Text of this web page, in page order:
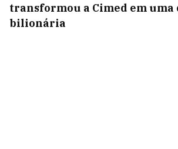
transformou a Cimed em uma
bilionária